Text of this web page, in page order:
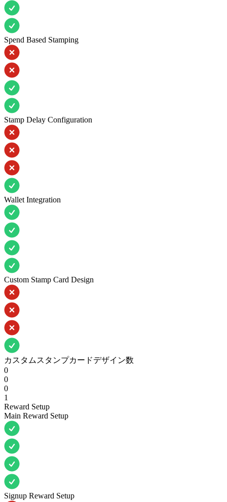
Spend Based Stamping
Stamp Delay Configuration
Wallet Integration
Custom Stamp Card Design
カスタムスタンプカードデザイン数
0
0
0
1
Reward Setup
Main Reward Setup
Signup Reward Setup